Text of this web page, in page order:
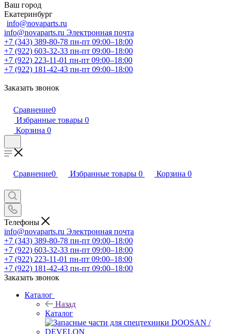
Ваш город
Екатеринбург
info@novaparts.ru
info@novaparts.ru Электронная почта
+7 (343) 389-80-78 пн-пт 09:00–18:00
+7 (922) 603-32-33 пн-пт 09:00–18:00
+7 (922) 223-11-01 пн-пт 09:00–18:00
+7 (922) 181-42-43 пн-пт 09:00–18:00
Заказать звонок
Сравнение0
Избранные товары 0
Корзина 0
Сравнение0 Избранные товары 0 Корзина 0
Телефоны
info@novaparts.ru Электронная почта
+7 (343) 389-80-78 пн-пт 09:00–18:00
+7 (922) 603-32-33 пн-пт 09:00–18:00
+7 (922) 223-11-01 пн-пт 09:00–18:00
+7 (922) 181-42-43 пн-пт 09:00–18:00
Заказать звонок
Каталог
Назад
Каталог